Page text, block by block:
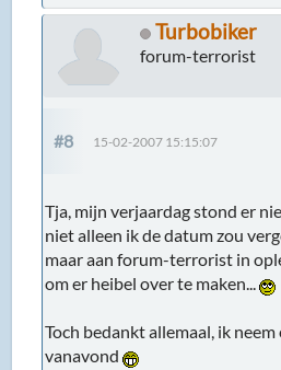
Turbobiker
forum-terrorist
#8 15-02-2007 15:15:07
Tja, mijn verjaardag stond er
niet alleen ik de datum zou
maar aan forum-terrorist in
om er heibel over te maken...
Toch bedankt allemaal, ik
vanavond